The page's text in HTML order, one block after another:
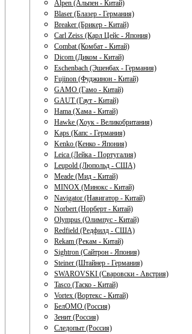
Alpen (Альпен - Китай)
Blaser (Блазер - Германия)
Breaker (Брикер - Китай)
Carl Zeiss (Карл Цейс - Япония)
Combat (Комбат - Китай)
Dicom (Диком - Китай)
Eschenbach (Эшенбах - Германия)
Fujinon (Фуджинон - Китай)
GAMO (Гамо - Китай)
GAUT (Гаут - Китай)
Hama (Хама - Китай)
Hawke (Хоук - Великобритания)
Kaps (Капс - Германия)
Kenko (Кенко - Япония)
Leica (Лейка - Португалия)
Leupold (Люпольд - США)
Meade (Мид - Китай)
MINOX (Минокс - Китай)
Navigator (Навигатор - Китай)
Norbert (Норберт - Китай)
Olympus (Олимпус - Китай)
Redfield (Редфилд - США)
Rekam (Рекам - Китай)
Sightron (Сайтрон - Япония)
Steiner (Штайнер - Германия)
SWAROVSKI (Сваровски - Австрия)
Tasco (Таско - Китай)
Vortex (Вортекс - Китай)
БелОМО (Россия)
Зенит (Россия)
Следопыт (Россия)